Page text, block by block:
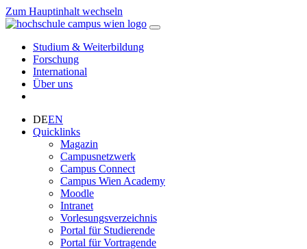
Zum Hauptinhalt wechseln
Studium & Weiterbildung
Forschung
International
Über uns
DEEN
Quicklinks
Magazin
Campusnetzwerk
Campus Connect
Campus Wien Academy
Moodle
Intranet
Vorlesungsverzeichnis
Portal für Studierende
Portal für Vortragende